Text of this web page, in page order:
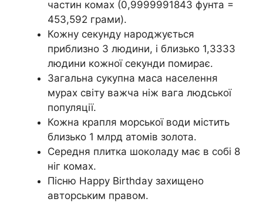
частин комах (0,9999991843 фунта =
453,592 грами).
Кожну секунду народжується
приблизно 3 людини, і близько 1,3333
людини кожної секунди помирає.
Загальна сукупна маса населення
мурах світу важча ніж вага людської
популяції.
Кожна крапля морської води містить
близько 1 млрд атомів золота.
Середня плитка шоколаду має в собі 8
ніг комах.
Пісню Happy Birthday захищено
авторським правом.